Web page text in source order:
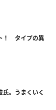
！ タイプの異
氏。うまくいく